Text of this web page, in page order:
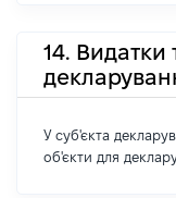
14. Видатки
У суб'єкта
об'єкти для